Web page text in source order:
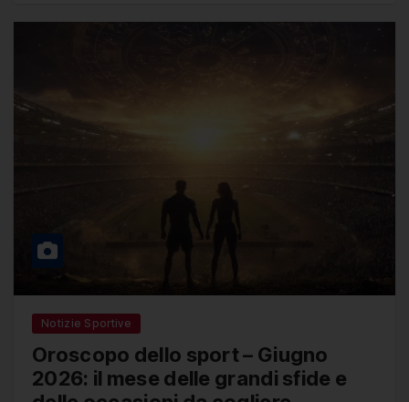
Chivu
Notizie Sportive
Oroscopo dello sport – Giugno
2026: il mese delle grandi sfide e